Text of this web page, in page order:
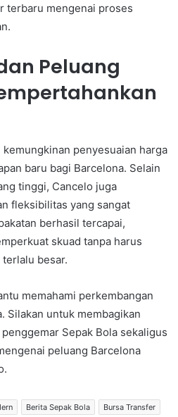
terbaru mengenai proses
Peluang
penyesuaian harga
baru bagi Barcelona. Selain
tinggi, Cancelo juga
fleksibilitas yang sangat
berhasil tercapai,
skuad tanpa harus
besar.
memahami perkembangan
Silakan untuk membagikan
Sepak Bola sekaligus
peluang Barcelona
Berita Sepak Bola
Bursa Transfer